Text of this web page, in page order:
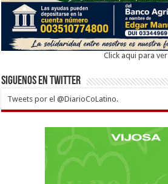
Click aqui para ver
Siguenos en twitter
Tweets por el @DiarioCoLatino.